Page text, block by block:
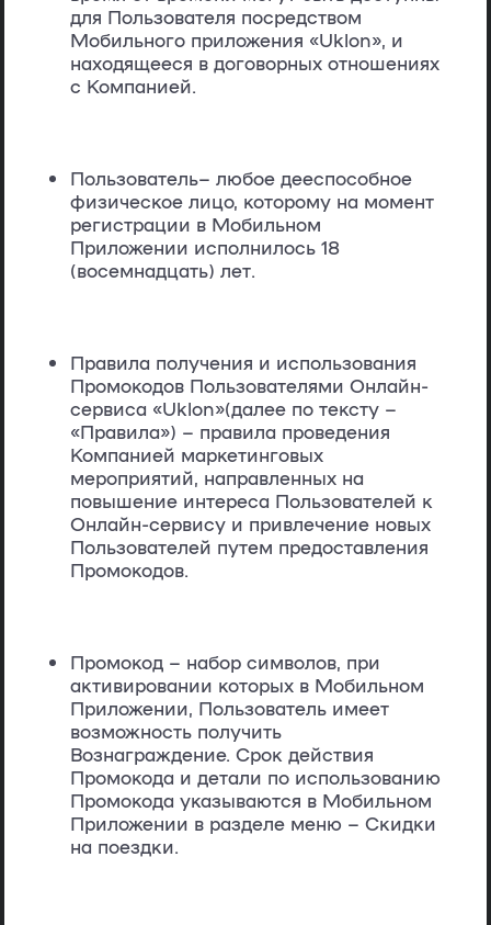
для Пользователя посредством
Мобильного приложения «Uklon», и
находящееся в договорных отношениях
с Компанией.
Пользователь– любое дееспособное
физическое лицо, которому на момент
регистрации в Мобильном
Приложении исполнилось 18
(восемнадцать) лет.
Правила получения и использования
Промокодов Пользователями Онлайн-
сервиса «Uklon»(далее по тексту –
«Правила») – правила проведения
Компанией маркетинговых
мероприятий, направленных на
повышение интереса Пользователей к
Онлайн-сервису и привлечение новых
Пользователей путем предоставления
Промокодов.
Промокод – набор символов, при
активировании которых в Мобильном
Приложении, Пользователь имеет
возможность получить
Вознаграждение. Срок действия
Промокода и детали по использованию
Промокода указываются в Мобильном
Приложении в разделе меню – Скидки
на поездки.